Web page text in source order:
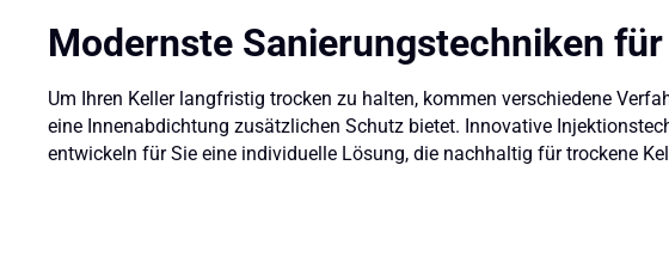
Modernste Sanierungstechniken
Um Ihren Keller langfristig trocken zu halten, kommen verschiedene
eine Innenabdichtung zusätzlichen Schutz bietet. Innovative
entwickeln für Sie eine individuelle Lösung, die nachhaltig für trockene